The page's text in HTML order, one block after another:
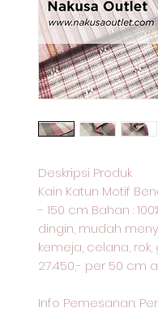
Deskripsi Produk
Kain Katun Motif
- 150 cm Bahan :
dingin, mudah
kemeja, celana,
27.450,- per 50 cm
Info Pemesanan: